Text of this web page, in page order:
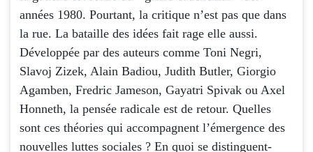
années 1980. Pourtant, la critique n’est pas que dans
la rue. La bataille des idées fait rage elle aussi.
Développée par des auteurs comme Toni Negri,
Slavoj Zizek, Alain Badiou, Judith Butler, Giorgio
Agamben, Fredric Jameson, Gayatri Spivak ou Axel
Honneth, la pensée radicale est de retour. Quelles
sont ces théories qui accompagnent l’émergence des
nouvelles luttes sociales ? En quoi se distinguent-